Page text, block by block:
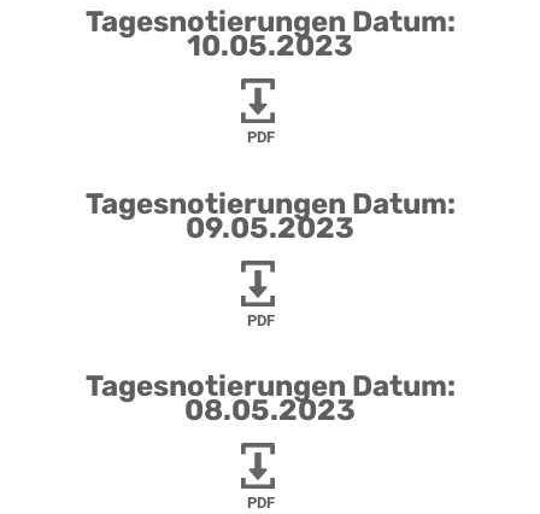
Tagesnotierungen Datum:
10.05.2023
PDF
Tagesnotierungen Datum:
09.05.2023
PDF
Tagesnotierungen Datum:
08.05.2023
PDF